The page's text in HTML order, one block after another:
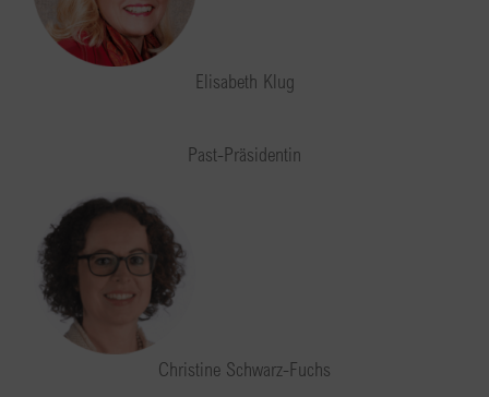
Elisabeth Klug
Past-Präsidentin
Christine Schwarz-Fuchs